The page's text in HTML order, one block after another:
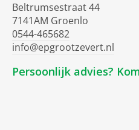
Beltrumsestraat 44
7141AM Groenlo
0544-465682
info@epgrootzevert.nl
Persoonlijk advies?